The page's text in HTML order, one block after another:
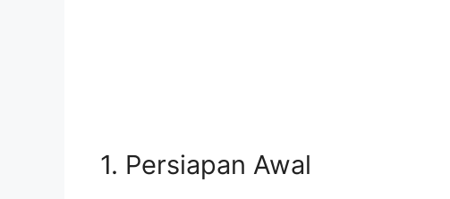
1. Persiapan Awal